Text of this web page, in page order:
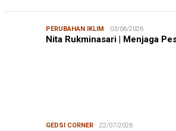
PERUBAHAN IKLIM 03/06/2026
Nita Rukminasari | Menjaga
GEDSI CORNER 22/07/2026